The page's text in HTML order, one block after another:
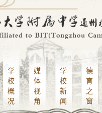
学
校
概
况
媒
体
视
角
学
校
新
闻
德
育
之
窗